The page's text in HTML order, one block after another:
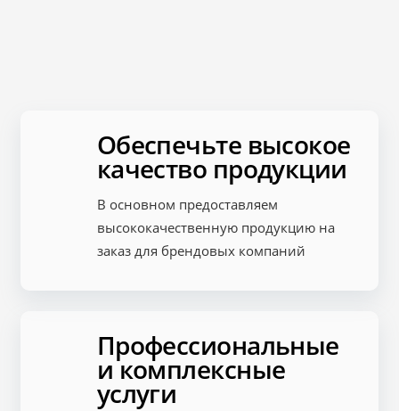
Обеспечьте высокое
качество продукции
В основном предоставляем
высококачественную продукцию на
заказ для брендовых компаний
Профессиональные
и комплексные
услуги